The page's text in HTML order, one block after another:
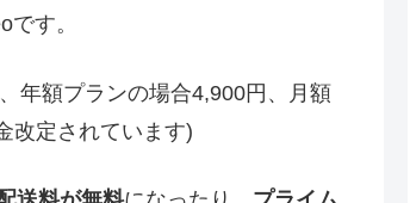
す。
年額プランの場合4,900円、月額
改定されています)